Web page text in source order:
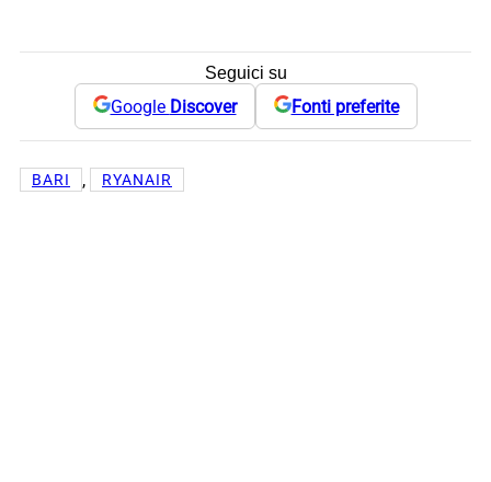
Seguici su
Google Discover Fonti preferite
BARI , RYANAIR